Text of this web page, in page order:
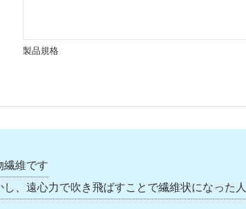
製品規格
繊維です
、遠心力で吹き飛ばすことで繊維状になった人